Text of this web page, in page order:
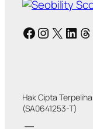
Facebook
Instagram
X
Hak Cipta
(SA0641253-T)